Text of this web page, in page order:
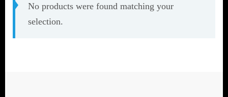
No products were found matching your
selection.